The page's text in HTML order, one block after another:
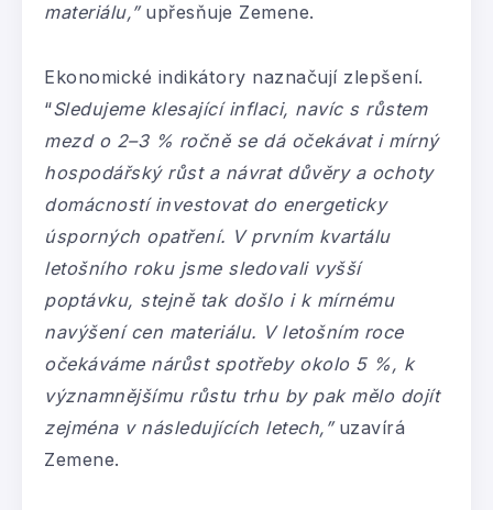
materiálu,”upřesňuje Zemene.
Ekonomické indikátory naznačují zlepšení.
“Sledujeme klesající inflaci, navíc s růstem
mezd o 2–3 % ročně se dá očekávat i mírný
hospodářský růst a návrat důvěry a ochoty
domácností investovat do energeticky
úsporných opatření. V prvním kvartálu
letošního roku jsme sledovali vyšší
poptávku, stejně tak došlo i k mírnému
navýšení cen materiálu. V letošním roce
očekáváme nárůst spotřeby okolo 5 %, k
významnějšímu růstu trhu by pak mělo dojít
zejména v následujících letech,” uzavírá
Zemene.